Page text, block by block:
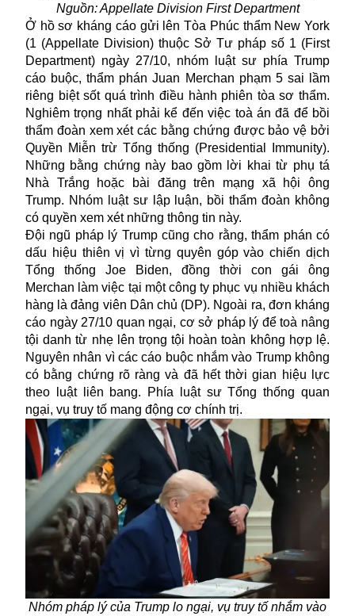
Nguồn: Appellate Division First Department
Ở hồ sơ kháng cáo gửi lên Tòa Phúc thẩm New York
(1 (Appellate Division) thuộc Sở Tư pháp số 1 (First
Department) ngày 27/10, nhóm luật sư phía Trump
cáo buộc, thẩm phán Juan Merchan phạm 5 sai lầm
riêng biệt sốt quá trình điều hành phiên tòa sơ thẩm.
Nghiêm trọng nhất phải kể đến việc toà án đã để bồi
thẩm đoàn xem xét các bằng chứng được bảo vệ bởi
Quyền Miễn trừ Tổng thống (Presidential Immunity).
Những bằng chứng này bao gồm lời khai từ phụ tá
Nhà Trắng hoặc bài đăng trên mạng xã hội ông
Trump. Nhóm luật sư lập luận, bồi thẩm đoàn không
có quyền xem xét những thông tin này.
Đội ngũ pháp lý Trumpcũng cho rằng, thẩm phán có
dấu hiệu thiên vị vì từng quyên góp vào chiến dịch
Tổng thống Joe Biden, đồng thời con gái ông
Merchan làm việc tại một công ty phục vụ nhiều khách
hàng là đảng viên Dân chủ (DP). Ngoài ra, đơn kháng
cáo ngày 27/10 quan ngại, cơ sở pháp lý để toà nâng
tội danh từ nhẹ lên trọng tội hoàn toàn không hợp lệ.
Nguyên nhân vì các cáo buộc nhắm vào Trump không
có bằng chứng rõ ràng và đã hết thời gian hiệu lực
theo luật liên bang. Phía luật sư Tổng thống quan
ngại, vụ truy tố mang động cơ chính trị.
Nhóm pháp lý của Trump lo ngại, vụ truy tố nhắm vào